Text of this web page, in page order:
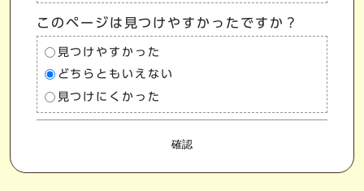
このページは見つけやすかったですか？
見つけやすかった
どちらともいえない
見つけにくかった
確認